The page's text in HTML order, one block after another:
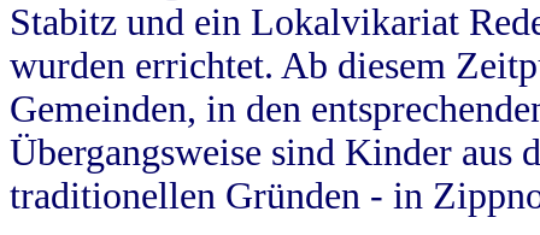
Stabitz und ein Lokalvikariat
wurden errichtet. Ab diesem
Gemeinden, in den
Übergangsweise sind Kinder aus
traditionellen Gründen - in